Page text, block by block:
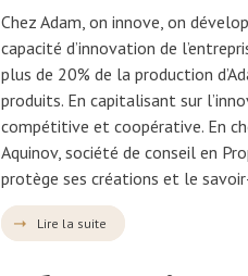
Chez Adam, on innove, on
capacité d’innovation de
plus de 20% de la production
produits. En capitalisant sur
compétitive et coopérative. En
Aquinov, société de conseil en
protège ses créations et le
Lire la suite